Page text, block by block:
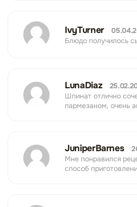
IvyTurner
Блюдо получилось
LunaDiaz
Шпинат отлично
пармезаном, очень
JuniperBarnes
Мне понравился
способ